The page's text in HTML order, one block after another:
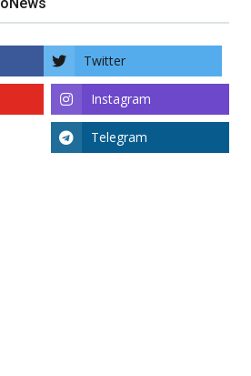
Twitter
Instagram
Telegram